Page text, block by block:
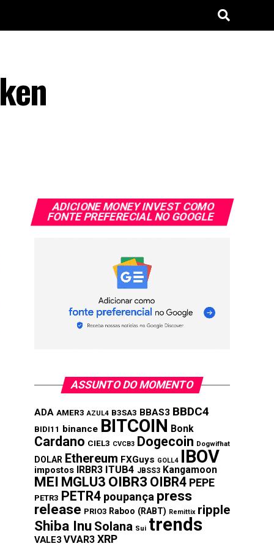
ADICIONE MONEY INVEST COMO
FONTE PREFERECIAL NO GOOGLE
ASSUNTO DO MOMENTO
ADA AMER3 AZUL4 B3SA3 BBAS3 BBDC4
BIDI11 binance BITCOIN Bonk
Cardano CIEL3 CVCB3 Dogecoin Dogwifhat
DOLAR Ethereum FXGuys GOLL4 IBOV
impostos IRBR3 ITUB4 JBSS3 Kangamoon
MEI MGLU3 OIBR3 OIBR4 PEPE
PETR3 PETR4 poupança press
release PRIO3 Raboo (RABT) Remittix ripple
Shiba Inu Solana Sui trends
VALE3 VVAR3 XRP